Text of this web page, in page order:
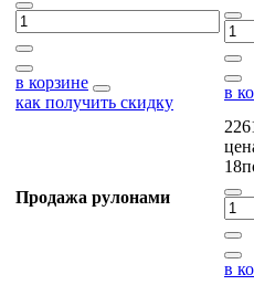
в корзине
как получить скидку
в
Продажа рулонами
в